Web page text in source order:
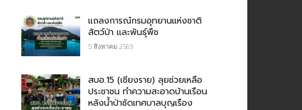
แถลงการณ์กรมอุทยานแห่งชาติ
สัตว์ป่า และพันธุ์พืช
5 สิงหาคม 2569
สบอ.15 (เชียงราย) ลุยช่วยเหลือ
ประชาชน ทำความสะอาดบ้านเรือน
หลังน้ำป่าซัดเทศบาลบุญเรือง